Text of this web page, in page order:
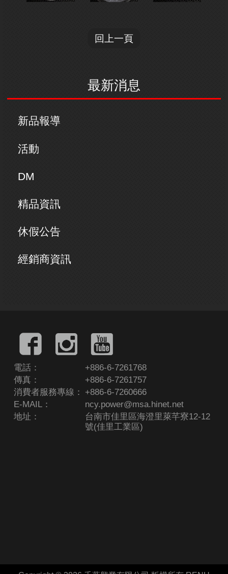
最新消息
新品報導
活動
DM
精品資訊
休假公告
經銷商資訊
回上一頁
電話：
+886-6-7261768
傳真：
+886-6-7261757
消費者服務專線：
+886-6-7260666
E-MAIL：
ncy.power@msa.hinet.net
地址：
台南市佳里區海澄里萊芊寮12-12
號(佳里工業區)